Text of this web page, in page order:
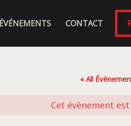
ÉVÉNEMENTS CONTACT
« All
Cet évènement